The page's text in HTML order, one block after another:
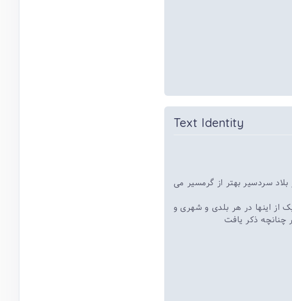
Text Identity
سردسیر بهتر از گرمسیر می
از اینها در هر بلدی و شهری و
چنانچه ذکر یافت